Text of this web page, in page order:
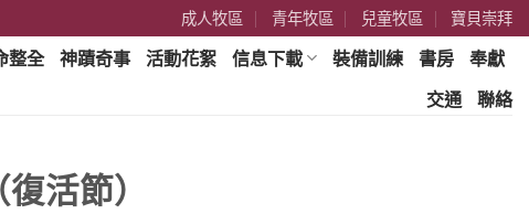
成人牧區 青年牧區 兒童牧區 寶貝崇拜
整全 神蹟奇事 活動花絮 信息下載 裝備訓練 書房
奉獻
交通
聯絡
活節）